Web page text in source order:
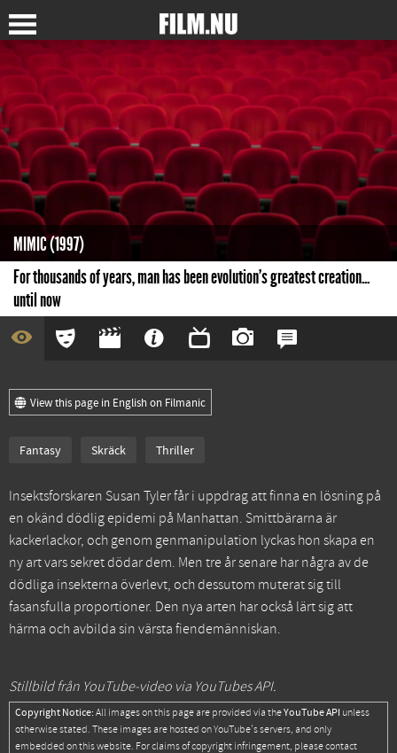
MIMIC (1997)
For thousands of years, man has been evolution's greatest creation...
until now
View this page in English on Filmanic
Fantasy Skräck Thriller
Insektsforskaren Susan Tyler får i uppdrag att finna en lösning på
en okänd dödlig epidemi på Manhattan. Smittbärarna är
kackerlackor, och genom genmanipulation lyckas hon skapa en
ny art vars sekret dödar dem. Men tre år senare har några av de
dödliga insekterna överlevt, och dessutom muterat sig till
fasansfulla proportioner. Den nya arten har också lärt sig att
härma och avbilda sin värsta fiendemänniskan.
Stillbild från YouTube-video via YouTubes API.
Copyright Notice: All images on this page are provided via theYouTube API unless
otherwise stated. These images are hosted on YouTube's servers, and only
embedded on this website. For claims of copyright infringement, please contact